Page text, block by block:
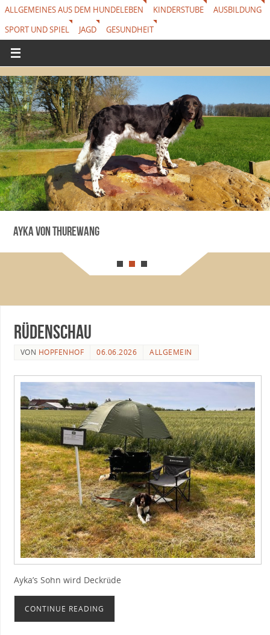
ALLGEMEINES AUS DEM HUNDELEBEN KINDERSTUBE
AUSBILDUNG
SPORT UND SPIEL
JAGD GESUNDHEIT
Ayka von Thurewang
Rüdenschau
VON HOPFENHOF 06.06.2026 ALLGEMEIN
Ayka’s Sohn wird Deckrüde
CONTINUE READING